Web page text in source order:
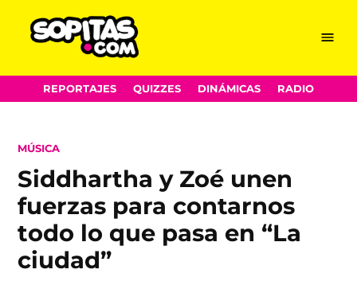
Skip
to
Menu
REPORTAJES QUIZZES DINÁMICAS RADIO
POSTED
MÚSICA
Siddhartha y Zoé unen
fuerzas para contarnos
todo lo que pasa en “La
ciudad”